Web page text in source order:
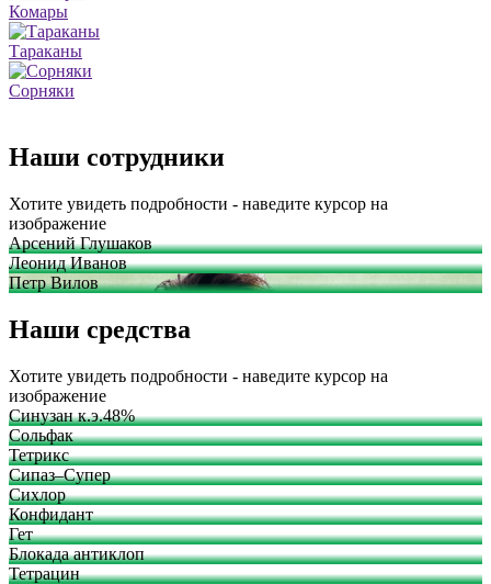
Комары
Тараканы
Сорняки
Наши сотрудники
Хотите увидеть подробности - наведите курсор на
изображение
Арсений Глушаков
Леонид Иванов
Петр Вилов
Наши средства
Хотите увидеть подробности - наведите курсор на
изображение
Синузан к.э.48%
Сольфак
Тетрикс
Сипаз–Супер
Сихлор
Конфидант
Гет
Блокада антиклоп
Тетрацин